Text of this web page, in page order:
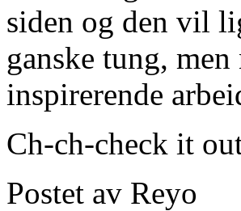
siden og den vil
ganske tung,
inspirerende
Ch-ch-check it
Postet av Reyo